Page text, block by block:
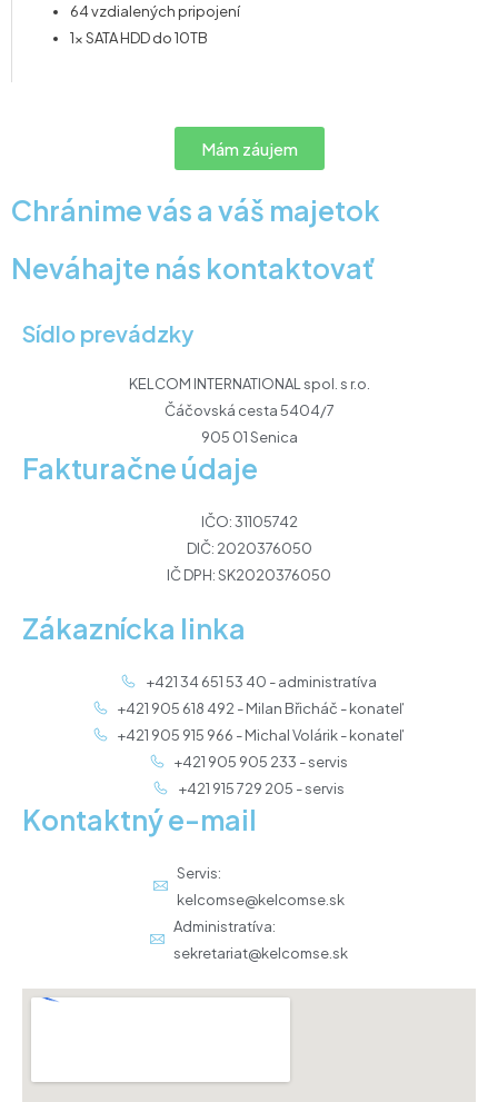
64 vzdialených pripojení
1x SATA HDD do 10TB
Mám záujem
Chránime vás a váš majetok
Neváhajte nás kontaktovať
Sídlo prevádzky
KELCOM INTERNATIONAL spol. s r.o.
Čáčovská cesta 5404/7
905 01 Senica
Fakturačne údaje
IČO: 31105742
DIČ: 2020376050
IČ DPH: SK2020376050
Zákaznícka linka
+421 34 651 53 40 - administratíva
+421 905 618 492 - Milan Břicháč - konateľ
+421 905 915 966 - Michal Volárik - konateľ
+421 905 905 233 - servis
+421 915 729 205 - servis
Kontaktný e-mail
Servis:
kelcomse@kelcomse.sk
Administratíva:
sekretariat@kelcomse.sk